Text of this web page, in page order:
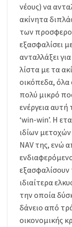
νέους) να
ακίνητα
των
εξασφαλίσει
ανταλλάξει
λίστα με τα
οικόπεδα,
πολύ μικρό
ενέργεια αυτή
‘win-win’. Η
ιδίων
NAV της, ενώ
εξασφαλίσουν
ιδιαίτερα
την οποία
δάνειο από
οικονομικής